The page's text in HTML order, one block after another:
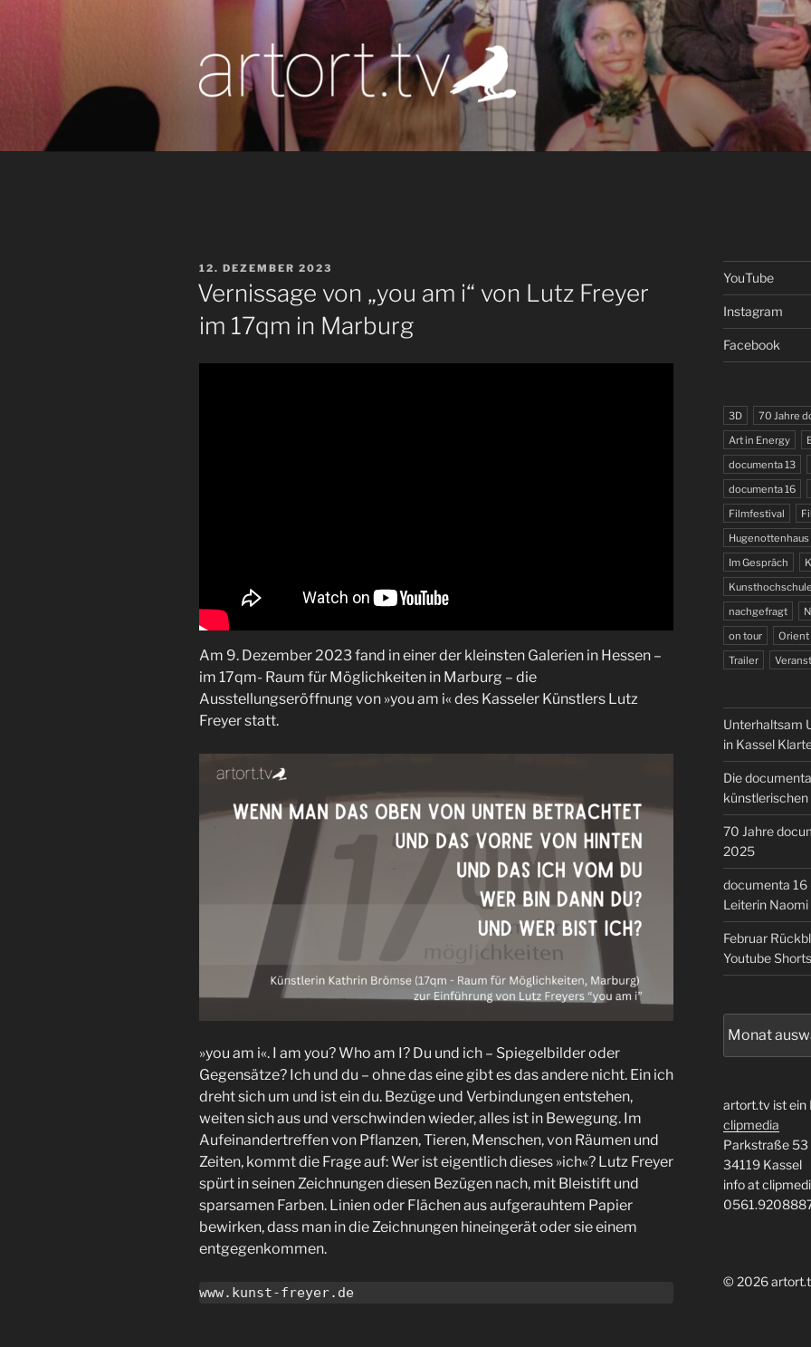
artort.tv
Berichte vom Tatort der Kunst
VERÖFFENTLICHT
AM
12. DEZEMBER 2023
Vernissage von „you am i“ von Lutz Freyer
im 17qm in Marburg
Am 9. Dezember 2023 fand in einer der kleinsten Galerien in Hessen –
im 17qm- Raum für Möglichkeiten in Marburg – die
Ausstellungseröffnung von »you am i« des Kasseler Künstlers Lutz
Freyer statt.
»you am i«. I am you? Who am I? Du und ich – Spiegelbilder oder
Gegensätze? Ich und du – ohne das eine gibt es das andere nicht. Ein ich
dreht sich um und ist ein du. Bezüge und Verbindungen entstehen,
weiten sich aus und verschwinden wieder, alles ist in Bewegung. Im
Aufeinandertreffen von Pflanzen, Tieren, Menschen, von Räumen und
Zeiten, kommt die Frage auf: Wer ist eigentlich dieses »ich«? Lutz Freyer
spürt in seinen Zeichnungen diesen Bezügen nach, mit Bleistift und
sparsamen Farben. Linien oder Flächen aus aufgerauhtem Papier
bewirken, dass man in die Zeichnungen hineingerät oder sie einem
entgegenkommen.
www.kunst-freyer.de
YouTube
Instagram
Facebook
3D
70 Jahre
Art in Energy
documenta 13
documenta 16
Filmfestival
Hugenottenhaus
Im Gespräch
nachgefragt
on tour
Orient
Trailer
Unterhaltsam
in Kassel
Die
70 Jahre
2025
documenta 16
Leiterin
Februar
Youtube Shorts
artort.tv ist ein
clipmedia
Parkstraße 53
34119 Kassel
info at
© 2026